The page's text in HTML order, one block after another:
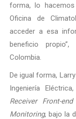
forma, lo
Oficina de
acceder a esa
beneficio
Colombia.
De igual forma,
Ingeniería
Receiver Front-
Monitoring, bajo la